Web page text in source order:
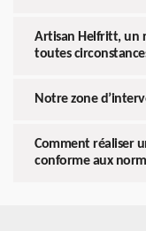
Artisan Helfritt, un
toutes
Notre zone
Comment réaliser
conforme aux